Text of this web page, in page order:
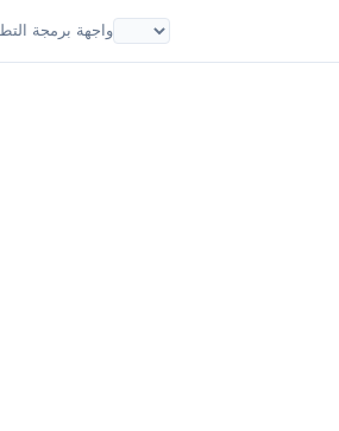
واجهة برمجة